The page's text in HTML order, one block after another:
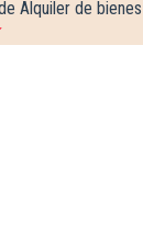
Alquiler de